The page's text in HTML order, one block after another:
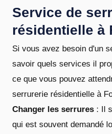
Service de
résidentielle à
Si vous avez besoin d'un
savoir quels services il
ce que vous pouvez
serrurerie résidentielle à
Changer les serrures : Il
qui est souvent demandé